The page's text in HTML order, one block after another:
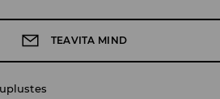
TEAVITA MIND